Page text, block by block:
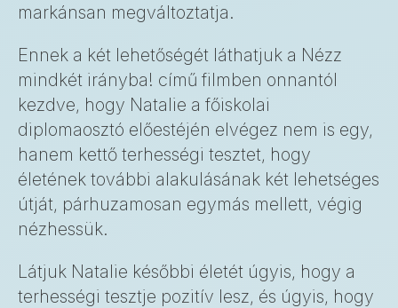
markánsan megváltoztatja.
Ennek a két lehetőségét láthatjuk a Nézz
mindkét irányba! című filmben onnantól
kezdve, hogy Natalie a főiskolai
diplomaosztó előestéjén elvégez nem is egy,
hanem kettő terhességi tesztet, hogy
életének további alakulásának két lehetséges
útját, párhuzamosan egymás mellett, végig
nézhessük.
Látjuk Natalie későbbi életét úgyis, hogy a
terhességi tesztje pozitív lesz, és úgyis, hogy